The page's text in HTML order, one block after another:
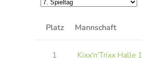
Platz Mannschaft
1 Kixx'n'Trixx Halle 1